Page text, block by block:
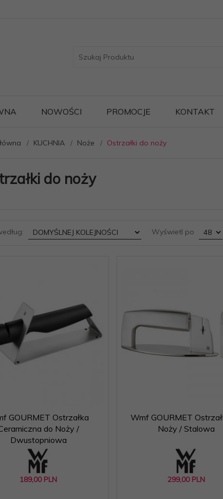
NOWOŚCI PROMOCJE KONTAKT
KUCHNIA Noże Ostrzałki do noży
do noży
sort Wyświetl po pop
GOURMET Ostrzałka
do Noży /
Dwustopniowa
189,00 PLN
Wmf GOURMET
Noży / Stalowa
299,00 PLN